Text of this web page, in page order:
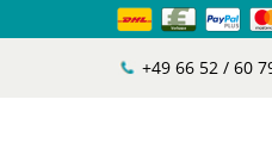
+49 66 52 / 60